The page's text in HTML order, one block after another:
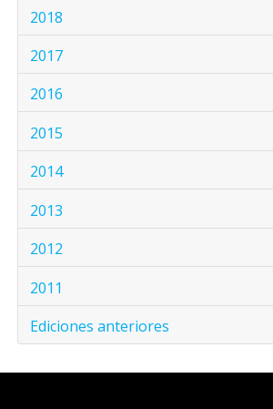
2018
2017
2016
2015
2014
2013
2012
2011
Ediciones anteriores